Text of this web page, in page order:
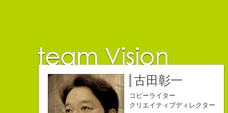
佐藤延夫
コピーライター
保持壮太郎
コピーライター
小山佳奈
コピーライター
中村直史
コピーライター
江口順也
コピーライター
名雪祐平
コピーライター
クリエイティブディレクター
古田彰一
コピーライター
クリエイティブディレクター